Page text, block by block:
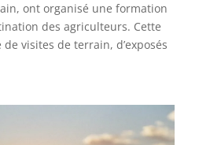
ont organisé une formation
des agriculteurs. Cette
visites de terrain, d’exposés